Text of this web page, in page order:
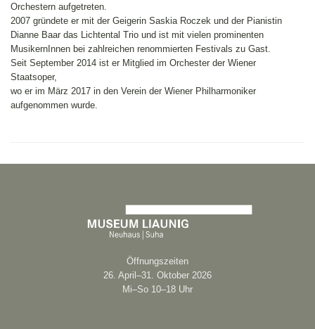
Orchestern aufgetreten.
2007 gründete er mit der Geigerin Saskia Roczek und der Pianistin
Dianne Baar das Lichtental Trio und ist mit vielen prominenten
MusikernInnen bei zahlreichen renommierten Festivals zu Gast.
Seit September 2014 ist er Mitglied im Orchester der Wiener
Staatsoper,
wo er im März 2017 in den Verein der Wiener Philharmoniker
aufgenommen wurde.
Öffnungszeiten
26. April–31. Oktober 2026
Mi–So 10–18 Uhr